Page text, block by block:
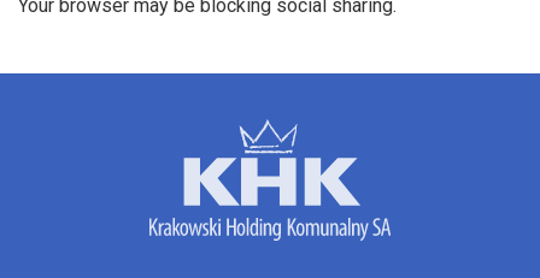
Your browser may be blocking social sharing.